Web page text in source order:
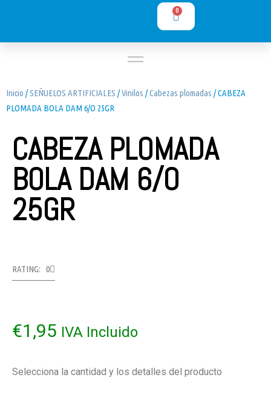
0
Inicio /SEÑUELOS ARTIFICIALES /Vinilos /Cabezas plomadas / CABEZA
PLOMADA BOLA DAM 6/O 25GR
CABEZA PLOMADA
BOLA DAM 6/O
25GR
RATING: 0
€1,95 IVA Incluido
Selecciona la cantidad y los detalles del producto